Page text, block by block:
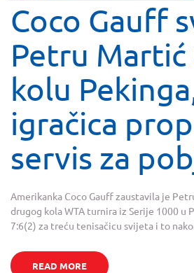
Coco Gauff
Petru Martić
kolu
igračica
servis za
Amerikanka Coco Gauff zaustavila je
drugog kola WTA turnira iz Serije 1000 u
7:6(2) za treću tenisačicu svijeta i to
READ MORE